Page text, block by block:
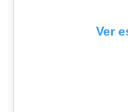
Ver